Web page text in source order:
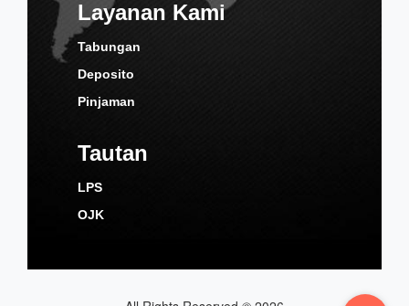
Layanan Kami
Tabungan
Deposito
Pinjaman
Tautan
LPS
OJK